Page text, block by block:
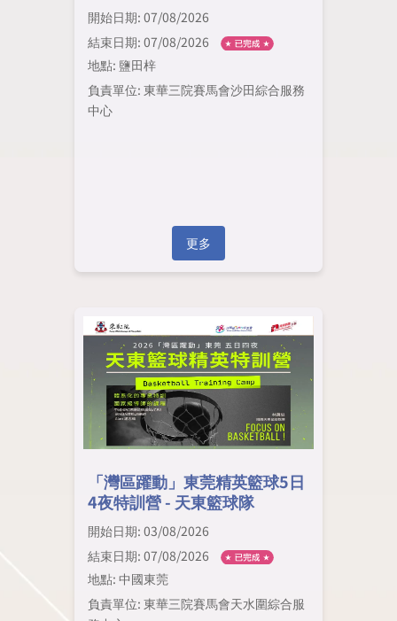
開始日期: 07/08/2026
結束日期: 07/08/2026
地點: 鹽田梓
負責單位: 東華三院賽馬會沙田綜合服務
中心
更多
「灣區躍動」東莞精英籃球5日
4夜特訓營 - 天東籃球隊
開始日期: 03/08/2026
結束日期: 07/08/2026
地點: 中國東莞
負責單位: 東華三院賽馬會天水圍綜合服